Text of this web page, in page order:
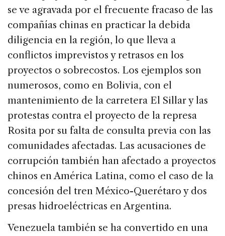
se ve agravada por el frecuente fracaso de las
compañías chinas en practicar la debida
diligencia en la región, lo que lleva a
conflictos imprevistos y retrasos en los
proyectos o sobrecostos. Los ejemplos son
numerosos, como en Bolivia, con el
mantenimiento de la carretera El Sillar y las
protestas contra el proyecto de la represa
Rosita por su falta de consulta previa con las
comunidades afectadas. Las acusaciones de
corrupción también han afectado a proyectos
chinos en América Latina, como el caso de la
concesión del tren México-Querétaro y dos
presas hidroeléctricas en Argentina.
Venezuela también se ha convertido en una